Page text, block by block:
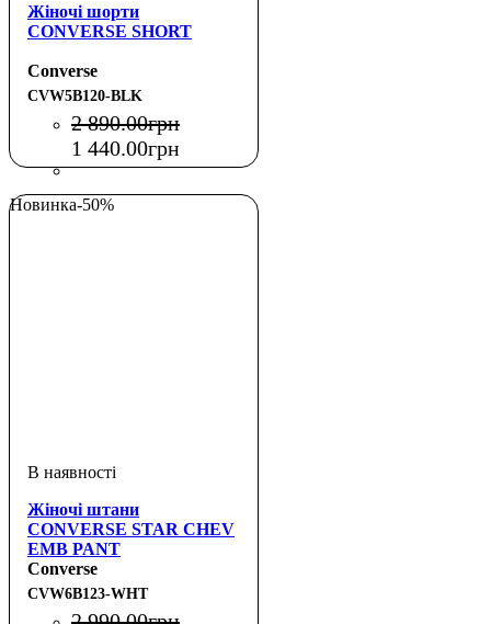
Жіночі шорти
CONVERSE SHORT
Converse
CVW5B120-BLK
2 890.00грн
1 440.00грн
Новинка-50%
Жіночі штани
CONVERSE STAR CHEV
EMB PANT
Converse
CVW6B123-WHT